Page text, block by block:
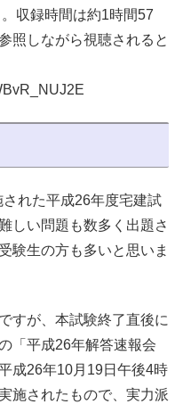
収録時間は約1時間57
照しながら視聴されると
れた平成26年度宅建試
しい問題も数多く出題さ
験生の方も多いと思いま
すが、本試験終了直後に
「平成26年解答速報会
成26年10月19日午後4時
施されたもので、実力派